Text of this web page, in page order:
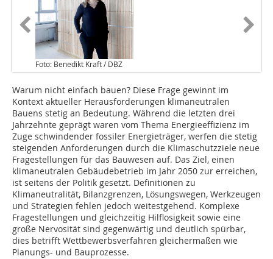
Foto: Benedikt Kraft / DBZ
Warum nicht einfach bauen? Diese Frage gewinnt im
Kontext aktueller Herausforderungen klimaneutralen
Bauens stetig an Bedeutung. Während die letzten drei
Jahrzehnte geprägt waren vom Thema Energieeffizienz im
Zuge schwindender fossiler Energieträger, werfen die stetig
steigenden Anforderungen durch die Klimaschutzziele neue
Fragestellungen für das Bauwesen auf. Das Ziel, einen
klimaneutralen Gebäudebetrieb im Jahr 2050 zur erreichen,
ist seitens der Politik gesetzt. Definitionen zu
Klimaneutralität, Bilanzgrenzen, Lösungswegen, Werkzeugen
und Strategien fehlen jedoch weitestgehend. Komplexe
Fragestellungen und gleichzeitig Hilflosigkeit sowie eine
große Nervosität sind gegenwärtig und deutlich spürbar,
dies betrifft Wettbewerbsverfahren gleichermaßen wie
Planungs- und Bauprozesse.